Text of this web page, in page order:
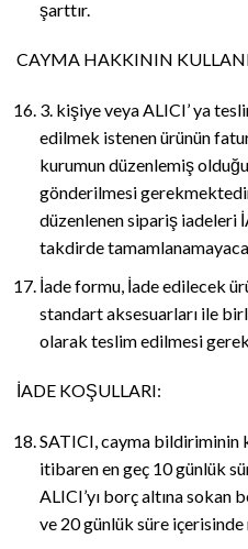
şarttır.
CAYMA HAKKININ
3. kişiye veya ALICI’ ya
edilmek istenen ürünün
kurumun düzenlemiş
gönderilmesi
düzenlenen sipariş iadeleri
takdirde
İade formu, İade edilecek
standart aksesuarları ile
olarak teslim edilmesi
İADE KOŞULLARI:
SATICI, cayma bildiriminin
itibaren en geç 10 günlük
ALICI’yı borç altına sokan
ve 20 günlük süre